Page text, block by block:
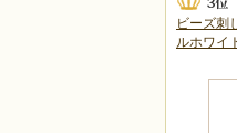
ビーズ刺
ルホワイ